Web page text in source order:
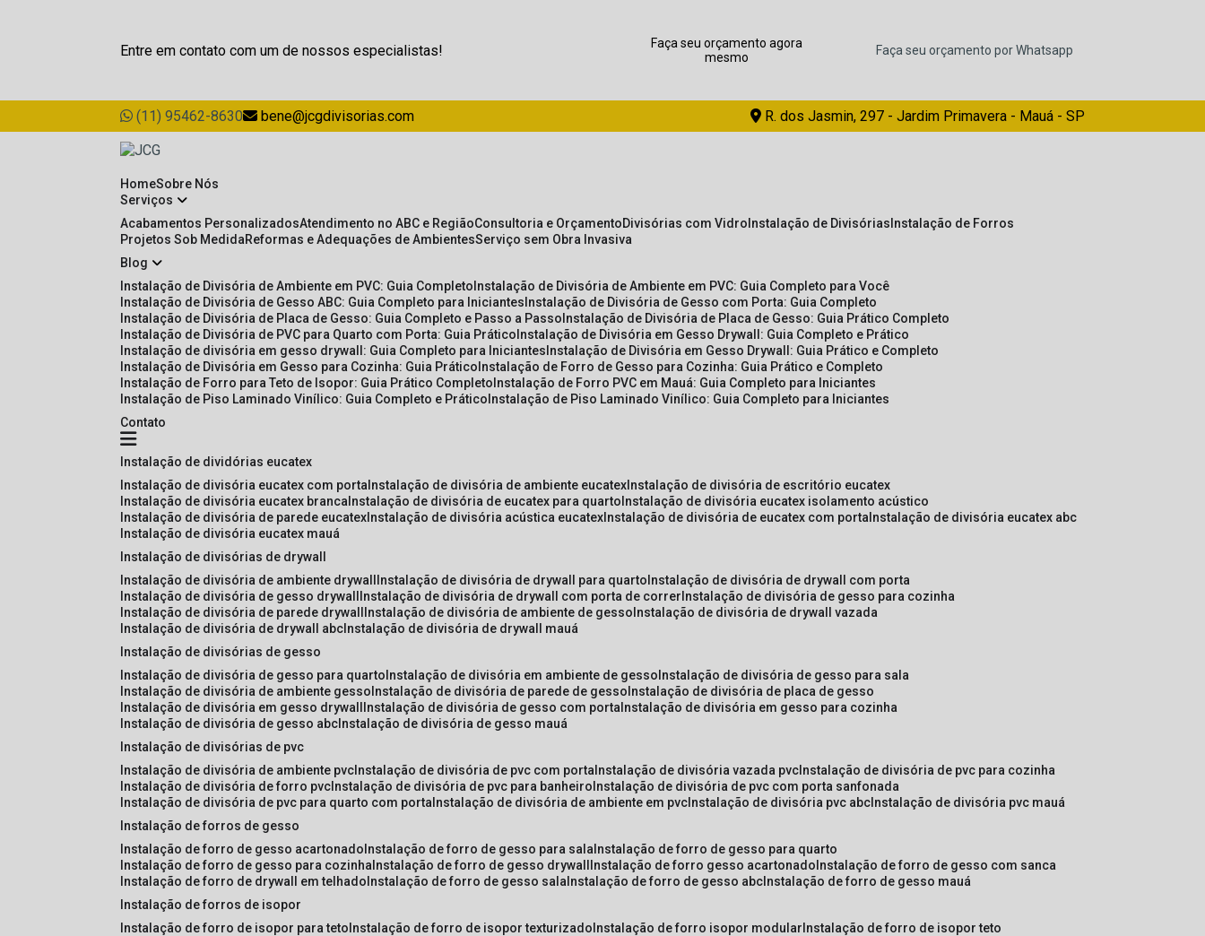
Entre em contato com um de nossos especialistas!
Faça seu orçamento agora
mesmo
Faça seu orçamento por Whatsapp
(11) 95462-8630 bene@jcgdivisorias.com R. dos Jasmin, 297 - Jardim Primavera - Mauá - SP
Home Sobre Nós
Serviços
Acabamentos Personalizados Atendimento no ABC e Região Consultoria e Orçamento Divisórias com Vidro Instalação de Divisórias Instalação de Forros
Projetos Sob Medida
Reformas e Adequações de Ambientes Serviço sem Obra Invasiva
Blog
Instalação de Divisória de Ambiente em PVC: Guia Completo Instalação de Divisória de Ambiente em PVC: Guia Completo para Você
Instalação de Divisória de Gesso ABC: Guia Completo para Iniciantes Instalação de Divisória de Gesso com Porta: Guia Completo
Instalação de Divisória de Placa de Gesso: Guia Completo e Passo a Passo Instalação de Divisória de Placa de Gesso: Guia Prático Completo
Instalação de Divisória de PVC para Quarto com Porta: Guia Prático Instalação de Divisória em Gesso Drywall: Guia Completo e Prático
Instalação de divisória em gesso drywall: Guia Completo para Iniciantes Instalação de Divisória em Gesso Drywall: Guia Prático e Completo
Instalação de Divisória em Gesso para Cozinha: Guia Prático Instalação de Forro de Gesso para Cozinha: Guia Prático e Completo
Instalação de Forro para Teto de Isopor: Guia Prático Completo Instalação de Forro PVC em Mauá: Guia Completo para Iniciantes
Instalação de Piso Laminado Vinílico: Guia Completo e Prático Instalação de Piso Laminado Vinílico: Guia Completo para Iniciantes
Contato
instalação de dividórias eucatex
instalação de divisória eucatex com porta instalação de divisória de ambiente eucatex instalação de divisória de escritório eucatex
instalação de divisória eucatex branca instalação de divisória de eucatex para quarto instalação de divisória eucatex isolamento acústico
instalação de divisória de parede eucatex instalação de divisória acústica eucatex instalação de divisória de eucatex com porta instalação de divisória eucatex abc
instalação de divisória eucatex mauá
instalação de divisórias de drywall
instalação de divisória de ambiente drywall
instalação de divisória de drywall para quarto instalação de divisória de drywall com porta
instalação de divisória de gesso drywall
instalação de divisória de drywall com porta de correr instalação de divisória de gesso para cozinha
instalação de divisória de parede drywall
instalação de divisória de ambiente de gesso instalação de divisória de drywall vazada
instalação de divisória de drywall abc instalação de divisória de drywall mauá
instalação de divisórias de gesso
instalação de divisória de gesso para quarto instalação de divisória em ambiente de gesso instalação de divisória de gesso para sala
instalação de divisória de ambiente gesso instalação de divisória de parede de gesso instalação de divisória de placa de gesso
instalação de divisória em gesso drywall
instalação de divisória de gesso com porta instalação de divisória em gesso para cozinha
instalação de divisória de gesso abc instalação de divisória de gesso mauá
instalação de divisórias de pvc
instalação de divisória de ambiente pvc instalação de divisória de pvc com porta instalação de divisória vazada pvc instalação de divisória de pvc para cozinha
instalação de divisória de forro pvc instalação de divisória de pvc para banheiro instalação de divisória de pvc com porta sanfonada
instalação de divisória de pvc para quarto com porta instalação de divisória de ambiente em pvc instalação de divisória pvc abc instalação de divisória pvc mauá
instalação de forros de gesso
instalação de forro de gesso acartonado instalação de forro de gesso para sala instalação de forro de gesso para quarto
instalação de forro de gesso para cozinha instalação de forro de gesso drywall instalação de forro gesso acartonado instalação de forro de gesso com sanca
instalação de forro de drywall em telhado instalação de forro de gesso sala instalação de forro de gesso abc instalação de forro de gesso mauá
instalação de forros de isopor
instalação de forro de isopor para teto instalação de forro de isopor texturizado instalação de forro isopor modular instalação de forro de isopor teto